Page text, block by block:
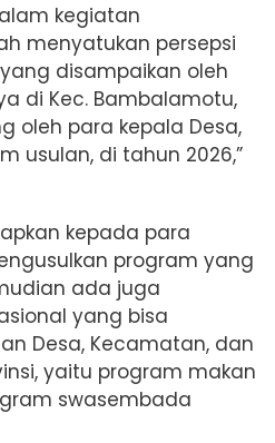
kegiatan
menyatukan persepsi
disampaikan oleh
di Kec. Bambalamotu,
oleh para kepala Desa,
usulan, di tahun 2026,”
kepada para
program yang
ada juga
yang bisa
Desa, Kecamatan, dan
yaitu program makan
swasembada